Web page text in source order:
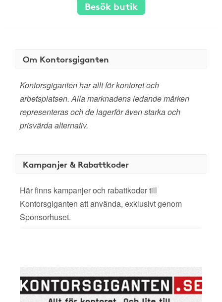
Besök butik
Om Kontorsgiganten
Kontorsgiganten har allt för kontoret och
arbetsplatsen. Alla marknadens ledande märken
representeras och de lagerför även starka och
prisvärda alternativ.
Kampanjer & Rabattkoder
Här finns kampanjer och rabattkoder till
Kontorsgiganten att använda, exklusivt genom
Sponsorhuset.